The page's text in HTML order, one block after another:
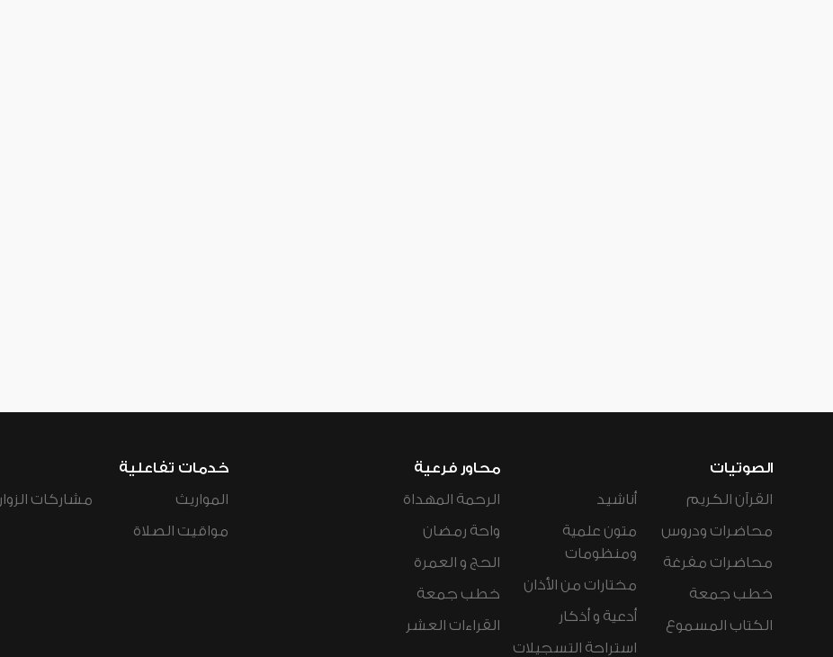
الصوتيات
القرآن الكريم
محاضرات ودروس
محاضرات مفرغة
خطب جمعة
الكتاب المسموع
أناشيد
متون علمية
ومنظومات
مختارات من الأذان
أدعية و أذكار
استراحة التسجيلات
محاور فرعية
الرحمة المهداة
واحة رمضان
الحج و العمرة
خطب جمعة
القراءات العشر
خدمات تفاعلية
المواريث
مواقيت الصلاة
مشاركات الزوار